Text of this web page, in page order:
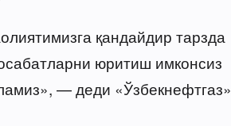
қандайдир тарзда
юритиш имконсиз
— деди «Ўзбекнефтгаз»